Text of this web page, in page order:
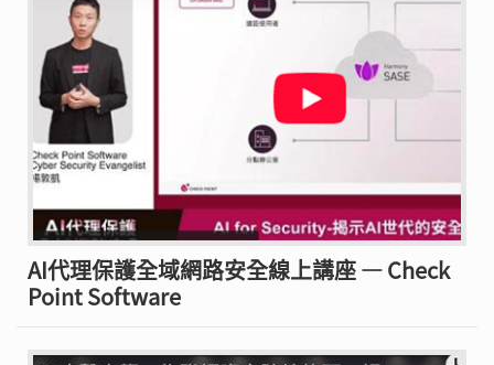
AI代理保護全域網路安全線上講座 — Check
Point Software